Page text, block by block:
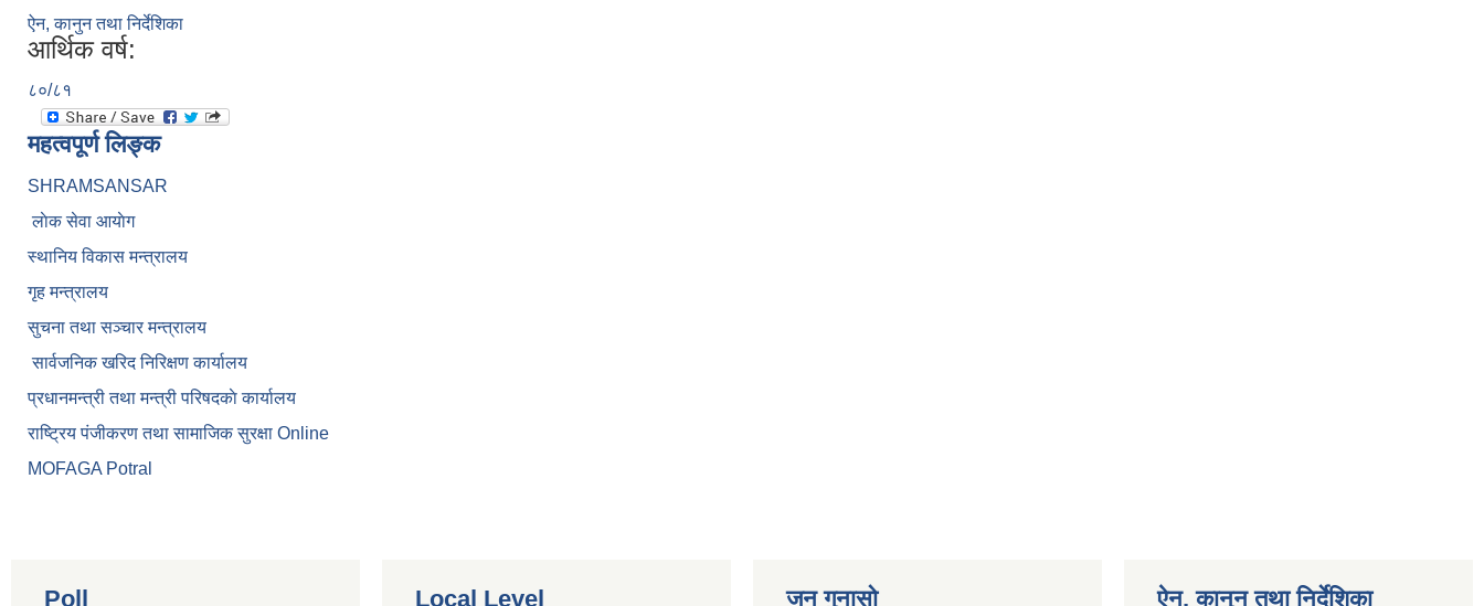
ऐन, कानुन तथा निर्देशिका
आर्थिक वर्ष:
८०/८१
महत्वपूर्ण लिङ्क
SHRAMSANSAR
लाेक सेवा आयाेग
स्थानिय विकास मन्त्रालय
गृह मन्त्रालय
सुचना तथा सञ्चार मन्त्रालय
सार्वजनिक खरिद निरिक्षण कार्यालय
प्रधानमन्त्री तथा मन्त्री परिषदकाे कार्यालय
राष्ट्रिय पंजीकरण तथा सामाजिक सुरक्षा Online
MOFAGA Potral
Poll Local Level जन गुनासो ऐन, कानुन तथा निर्देशिका